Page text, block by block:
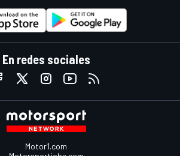
En redes sociales
Motor1.com